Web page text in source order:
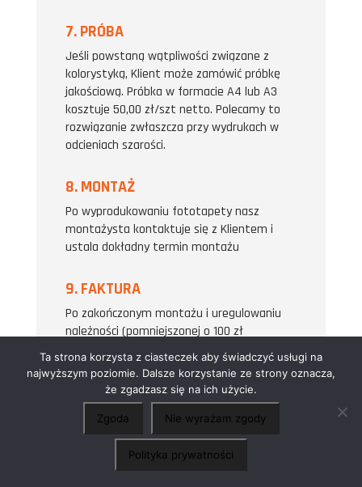
7. PRÓBA
Jeśli powstaną wątpliwości związane z
kolorystyką, Klient może zamówić próbkę
jakościową. Próbka w formacie A4 lub A3
kosztuje 50,00 zł/szt netto. Polecamy to
rozwiązanie zwłaszcza przy wydrukach w
odcieniach szarości.
8. MONTAŻ
Po wyprodukowaniu fototapety nasz
montażysta kontaktuje się z Klientem i
ustala dokładny termin montażu
9. FAKTURA
Po zakończonym montażu i uregulowaniu
należności (pomniejszonej o 100 zł
uiszczonej przy pomiarze) niezwłocznie
wystawiany jest paragon lub faktura VAT i
przesyłany do Klienta e-mailem.
Obniżona stawka VAT 8% obowiązuje
wyłącznie przy zamówieniu kompleksowej
usługi wykonania i montażu paneli
szklanych i rozliczeniu wystawianym na
Ta strona korzysta z ciasteczek aby świadczyć usługi na
najwyższym poziomie. Dalsze korzystanie ze strony oznacza,
że zgadzasz się na ich użycie.
Zgoda Nie wyrażam zgody
Polityka prywatności
Chcesz o coś zapytać?